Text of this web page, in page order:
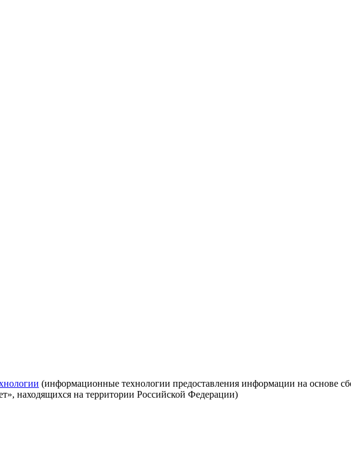
(информационные технологии предоставления информации на основе
находящихся на территории Российской Федерации)